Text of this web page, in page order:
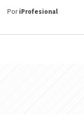
PoriProfesional